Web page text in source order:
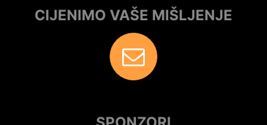
CIJENIMO VAŠE MIŠLJENJE